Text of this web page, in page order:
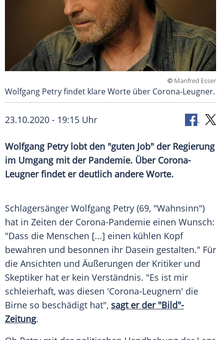
© Manfred Esser
Wolfgang Petry findet klare Worte über Corona-Leugner.
23.10.2020 - 19:15 Uhr
Wolfgang Petrylobt den "guten Job" der Regierung
im Umgang mit der Pandemie. Über Corona-
Leugner findet er deutlich andere Worte.
Schlagersänger Wolfgang Petry (69, "Wahnsinn")
hat in Zeiten der Corona-Pandemie einen Wunsch:
"Dass die Menschen [...] einen kühlen Kopf
bewahren und besonnen ihr Dasein gestalten." Für
die Ansichten und Äußerungen der Kritiker und
Skeptiker hat er kein Verständnis. "Es ist mir
schleierhaft, was diesen 'Corona-Leugnern' die
Birne so beschädigt hat", sagt er der "Bild"-
Zeitung.